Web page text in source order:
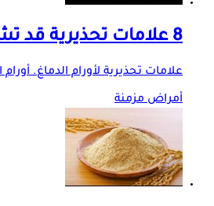
8 علامات تحذيرية قد تشير إلى الإصابة بأورام الدماغ.. لا يجب تجاهلها
علامات تحذيرية لأورام الدماغ.
أمراض مزمنة